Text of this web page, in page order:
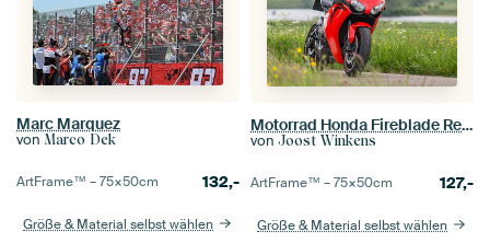
Marc Marquez
von Marco Dek
ArtFrame™ –75×50cm 132,-
Größe & Material selbst wählen
Motorrad Honda Fireblade Repsol
von Joost Winkens
ArtFrame™ –75×50cm 127,-
Größe & Material selbst wählen